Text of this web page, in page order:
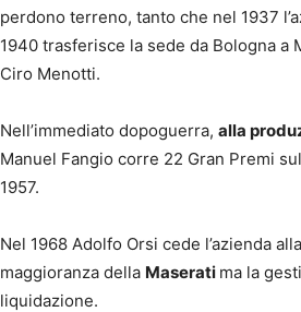
perdono terreno, tanto che nel 1937
1940 trasferisce la sede da Bologna a
Ciro Menotti.
Nell’immediato dopoguerra, alla
Manuel Fangio corre 22 Gran Premi
1957.
Nel 1968 Adolfo Orsi cede l’azienda
maggioranza della Maserati ma la
liquidazione.